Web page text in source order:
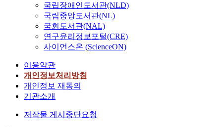
국립장애인도서관(NLD)
국립중앙도서관(NL)
국회도서관(NAL)
연구윤리정보포털(CRE)
사이언스온 (ScienceON)
이용약관
개인정보처리방침
개인정보 재동의
기관소개
저작물 게시중단요청